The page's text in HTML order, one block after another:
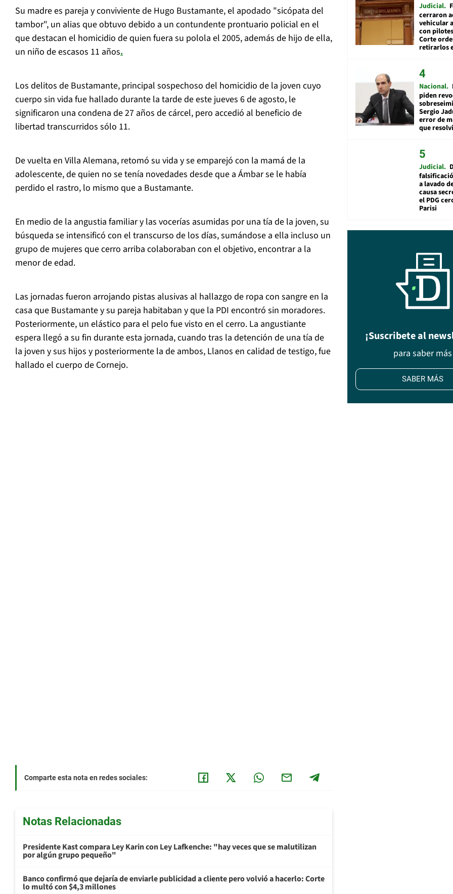
Su madre es pareja y conviviente de Hugo Bustamante, el apodado "sicópata del
tambor", un alias que obtuvo debido a un contundente prontuario policial en el
que destacan el homicidio de quien fuera su polola el 2005, además de hijo de ella,
un niño de escasos 11 años.
Los delitos de Bustamante, principal sospechoso del homicidio de la joven cuyo
cuerpo sin vida fue hallado durante la tarde de este jueves 6 de agosto, le
significaron una condena de 27 años de cárcel, pero accedió al beneficio de
libertad transcurridos sólo 11.
De vuelta en Villa Alemana, retomó su vida y se emparejó con la mamá de la
adolescente, de quien no se tenía novedades desde que a Ámbar se le había
perdido el rastro, lo mismo que a Bustamante.
En medio de la angustia familiar y las vocerías asumidas por una tía de la joven, su
búsqueda se intensificó con el transcurso de los días, sumándose a ella incluso un
grupo de mujeres que cerro arriba colaboraban con el objetivo, encontrar a la
menor de edad.
Las jornadas fueron arrojando pistas alusivas al hallazgo de ropa con sangre en la
casa que Bustamante y su pareja habitaban y que la PDI encontró sin moradores.
Posteriormente, un elástico para el pelo fue visto en el cerro. La angustiante
espera llegó a su fin durante esta jornada, cuando tras la detención de una tía de
la joven y sus hijos y posteriormente la de ambos, Llanos en calidad de testigo, fue
hallado el cuerpo de Cornejo.
Comparte esta nota en redes sociales:
Notas Relacionadas
Presidente Kast compara Ley Karin con Ley Lafkenche: "hay veces que se malutilizan
por algún grupo pequeño"
Banco confirmó que dejaría de enviarle publicidad a cliente pero volvió a hacerlo: Corte
lo multó con $4,3 millones
Judicial
cerraron
vehicular
con
Corte
retirarlos
Nacional
piden
Sergio
error de
que
Judicial
a lavado
causa
el PDG
Parisi
¡Suscribete al
para saber más
SABER MÁS